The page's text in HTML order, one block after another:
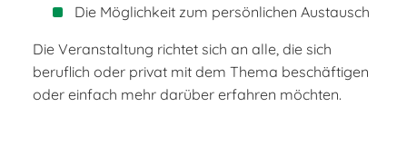
Die Möglichkeit zum persönlichen Austausch
Die Veranstaltung richtet sich an alle, die sich
beruflich oder privat mit dem Thema beschäftigen
oder einfach mehr darüber erfahren möchten.